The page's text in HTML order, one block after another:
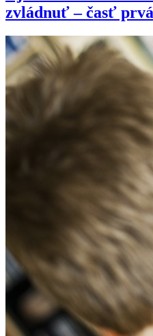
zvládnuť – časť prvá